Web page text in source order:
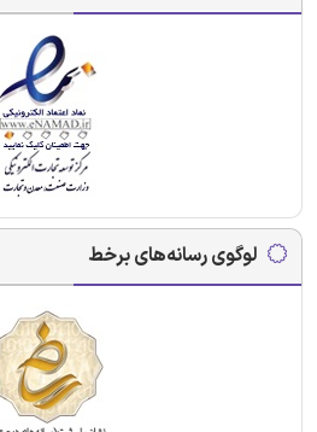
لوگوی رسانه‌های برخط